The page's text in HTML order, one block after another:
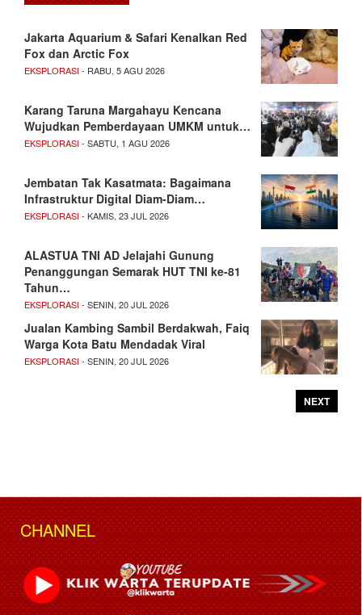
Jakarta Aquarium & Safari Kenalkan Red
Fox dan Arctic Fox
EKSPLORASI- RABU, 5 AGU 2026
Karang Taruna Margahayu Kencana
Wujudkan Pemberdayaan UMKM untuk…
EKSPLORASI- SABTU, 1 AGU 2026
Jembatan Tak Kasatmata: Bagaimana
Infrastruktur Digital Diam-Diam…
EKSPLORASI- KAMIS, 23 JUL 2026
ALASTUA TNI AD Jelajahi Gunung
Penanggungan Semarak HUT TNI ke-81
Tahun…
EKSPLORASI- SENIN, 20 JUL 2026
Jualan Kambing Sambil Berdakwah, Faiq
Warga Kota Batu Mendadak Viral
EKSPLORASI- SENIN, 20 JUL 2026
NEXT
CHANNEL